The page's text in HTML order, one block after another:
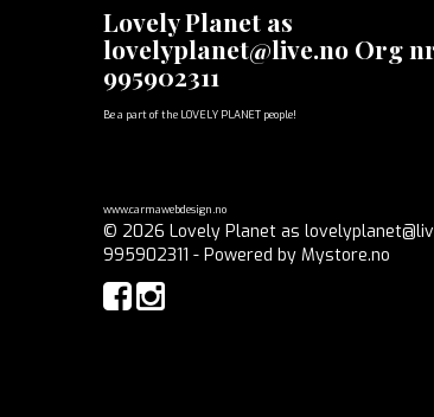
Lovely Planet as
lovelyplanet@live.no Org
995902311
Be a part of the LOVELY PLANET people!
www.carmawebdesign.no
© 2026 Lovely Planet as
995902311 - Powered by Mystore.no